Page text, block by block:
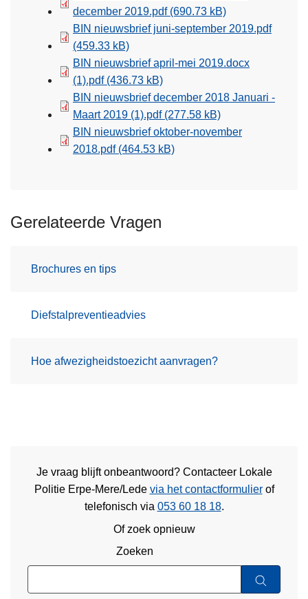
december 2019.pdf (690.73 kB)
BIN nieuwsbrief juni-september 2019.pdf
(459.33 kB)
BIN nieuwsbrief april-mei 2019.docx
(1).pdf (436.73 kB)
BIN nieuwsbrief december 2018 Januari -
Maart 2019 (1).pdf (277.58 kB)
BIN nieuwsbrief oktober-november
2018.pdf (464.53 kB)
Gerelateerde Vragen
Brochures en tips
Diefstalpreventieadvies
Hoe afwezigheidstoezicht aanvragen?
Je vraag blijft onbeantwoord? Contacteer Lokale
Politie Erpe-Mere/Lede via het contactformulierof
telefonisch via 053 60 18 18.
Of zoek opnieuw
Zoeken